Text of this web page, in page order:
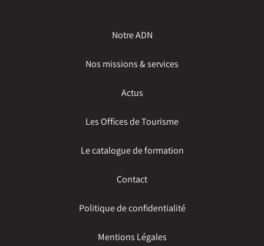
Notre ADN
Nos missions & services
Actus
Les Offices de Tourisme
Le catalogue de formation
Contact
Politique de confidentialité
Mentions Légales